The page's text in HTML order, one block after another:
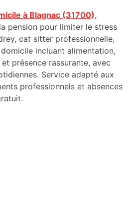
à Blagnac (31700),
pension pour limiter le stress
cat sitter professionnelle,
incluant alimentation,
présence rassurante, avec
Service adapté aux
professionnels et absences